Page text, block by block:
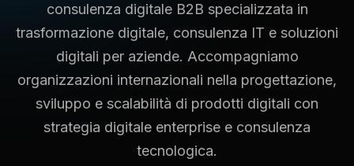
consulenza digitale B2B specializzata in
trasformazione digitale, consulenza IT e soluzioni
digitali per aziende. Accompagniamo
organizzazioni internazionali nella progettazione,
sviluppo e scalabilità di prodotti digitali con
strategia digitale enterprise e consulenza
tecnologica.